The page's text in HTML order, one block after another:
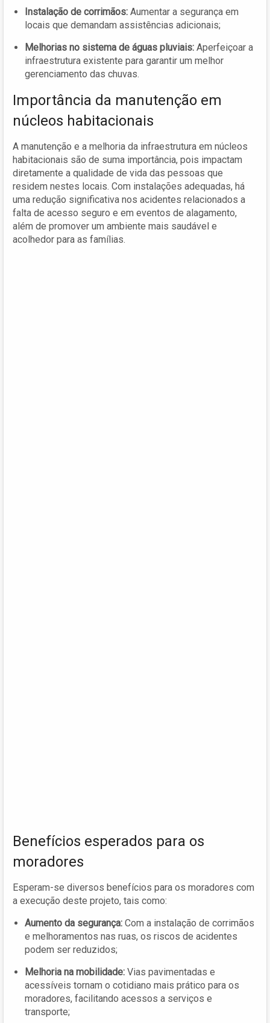
Instalação de corrimãos: Aumentar a segurança em
locais que demandam assistências adicionais;
Melhorias no sistema de águas pluviais: Aperfeiçoar a
infraestrutura existente para garantir um melhor
gerenciamento das chuvas.
Importância da manutenção em
núcleos habitacionais
A manutenção e a melhoria da infraestrutura em núcleos
habitacionais são de suma importância, pois impactam
diretamente a qualidade de vida das pessoas que
residem nestes locais. Com instalações adequadas, há
uma redução significativa nos acidentes relacionados a
falta de acesso seguro e em eventos de alagamento,
além de promover um ambiente mais saudável e
acolhedor para as famílias.
Benefícios esperados para os
moradores
Esperam-se diversos benefícios para os moradores com
a execução deste projeto, tais como:
Aumento da segurança: Com a instalação de corrimãos
e melhoramentos nas ruas, os riscos de acidentes
podem ser reduzidos;
Melhoria na mobilidade: Vias pavimentadas e
acessíveis tornam o cotidiano mais prático para os
moradores, facilitando acessos a serviços e
transporte;